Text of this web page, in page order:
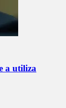
a utiliza